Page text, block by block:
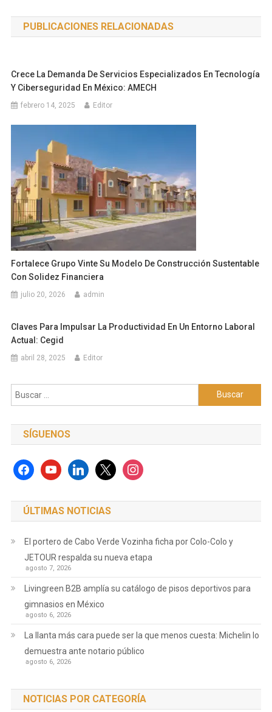
de
entradas
PUBLICACIONES RELACIONADAS
Crece La Demanda De Servicios Especializados En Tecnología
Y Ciberseguridad En México: AMECH
febrero 14, 2025 Editor
Fortalece Grupo Vinte Su Modelo De Construcción Sustentable
Con Solidez Financiera
julio 20, 2026 admin
Claves Para Impulsar La Productividad En Un Entorno Laboral
Actual: Cegid
abril 28, 2025 Editor
Buscar:
SÍGUENOS
facebookyoutubelinkedinx instagram
ÚLTIMAS NOTICIAS
El portero de Cabo Verde Vozinha ficha por Colo-Colo y
JETOUR respalda su nueva etapa
agosto 7, 2026
Livingreen B2B amplía su catálogo de pisos deportivos para
gimnasios en México
agosto 6, 2026
La llanta más cara puede ser la que menos cuesta: Michelin lo
demuestra ante notario público
agosto 6, 2026
NOTICIAS POR CATEGORÍA